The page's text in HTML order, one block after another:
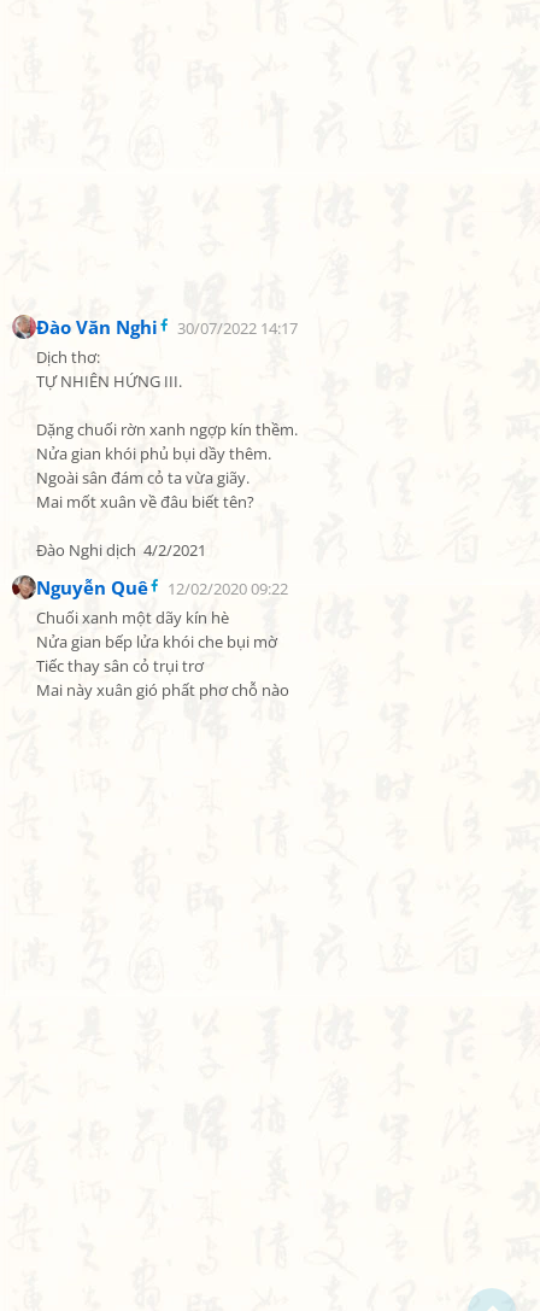
Đào Văn Nghi
30/07/2022 14:17
Dịch thơ:
TỰ NHIÊN HỨNG III.
Dặng chuối rờn xanh ngợp kín thềm.
Nửa gian khói phủ bụi dầy thêm.
Ngoài sân đám cỏ ta vừa giãy.
Mai mốt xuân về đâu biết tên?
Đào Nghi dịch  4/2/2021
Nguyễn Quê
12/02/2020 09:22
Chuối xanh một dãy kín hè
Nửa gian bếp lửa khói che bụi mờ
Tiếc thay sân cỏ trụi trơ
Mai này xuân gió phất phơ chỗ nào